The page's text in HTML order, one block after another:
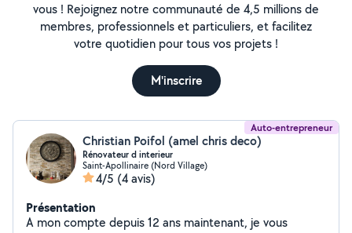
vous ! Rejoignez notre communauté de 4,5 millions de
membres, professionnels et particuliers, et facilitez
votre quotidien pour tous vos projets !
M'inscrire
Auto-entrepreneur
Christian Poifol (amel chris deco)
Rénovateur d interieur
Saint-Apollinaire (Nord Village)
4/5 (4 avis)
Présentation
A mon compte depuis 12 ans maintenant, je vous